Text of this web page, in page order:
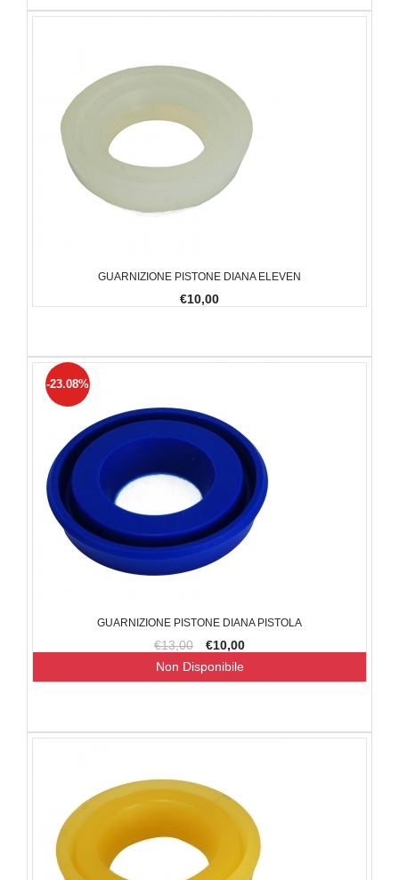
GUARNIZIONE PISTONE DIANA ELEVEN
€10,00
GUARNIZIONE PISTONE DIANA PISTOLA
€13,00 €10,00
-23.08%
Non Disponibile